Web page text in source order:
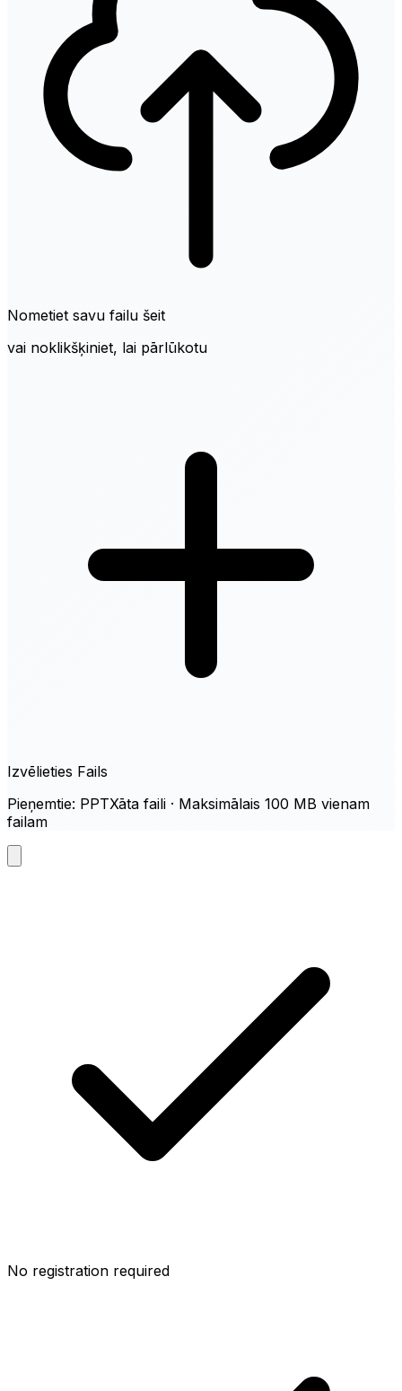
Nometiet savu failu šeit
vai noklikšķiniet, lai pārlūkotu
Izvēlieties Fails
Pieņemtie: PPTXāta faili · Maksimālais 100 MB vienam
failam
No registration required